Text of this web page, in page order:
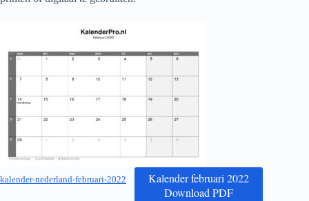
kalender-nederland-februari-2022
Kalender februari 2022
Download PDF